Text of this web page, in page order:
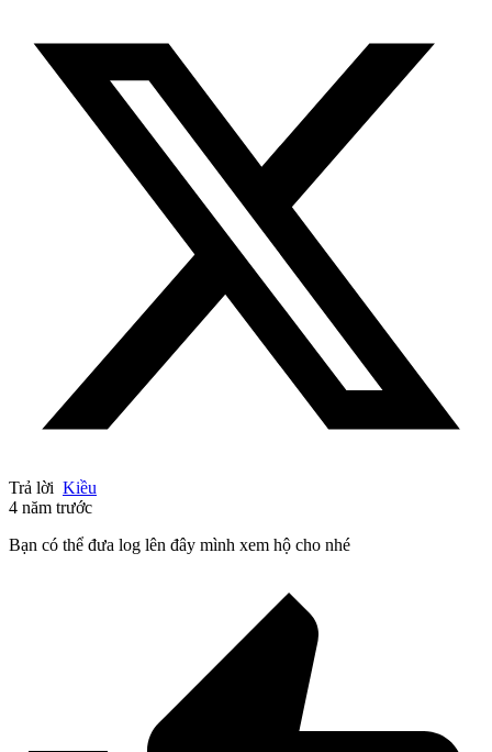
Trả lời Kiều
4 năm trước
Bạn có thể đưa log lên đây mình xem hộ cho nhé